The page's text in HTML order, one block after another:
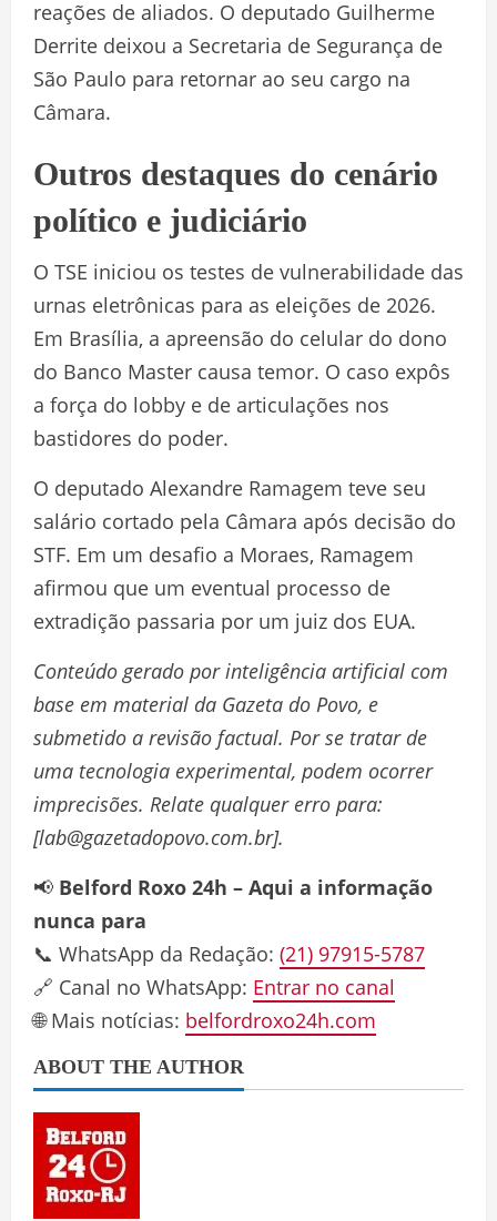
reações de aliados. O deputado Guilherme
Derrite deixou a Secretaria de Segurança de
São Paulo para retornar ao seu cargo na
Câmara.
Outros destaques do cenário
político e judiciário
O TSE iniciou os testes de vulnerabilidade das
urnas eletrônicas para as eleições de 2026.
Em Brasília, a apreensão do celular do dono
do Banco Master causa temor. O caso expôs
a força do lobby e de articulações nos
bastidores do poder.
O deputado Alexandre Ramagem teve seu
salário cortado pela Câmara após decisão do
STF. Em um desafio a Moraes, Ramagem
afirmou que um eventual processo de
extradição passaria por um juiz dos EUA.
Conteúdo gerado por inteligência artificial com
base em material da Gazeta do Povo, e
submetido a revisão factual. Por se tratar de
uma tecnologia experimental, podem ocorrer
imprecisões. Relate qualquer erro para:
[lab@gazetadopovo.com.br].
📢 Belford Roxo 24h – Aqui a informação
nunca para
📞 WhatsApp da Redação: (21) 97915-5787
🔗 Canal no WhatsApp: Entrar no canal
🌐 Mais notícias: belfordroxo24h.com
ABOUT THE AUTHOR